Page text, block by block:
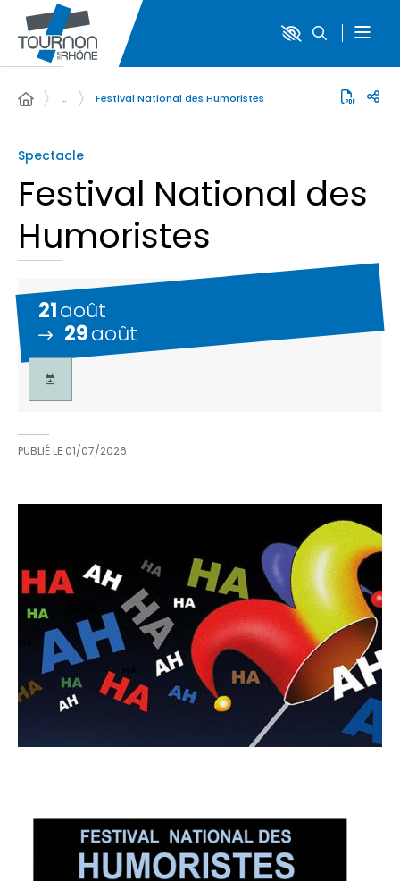
… Festival National des Humoristes
Spectacle
Festival National des
Humoristes
21août
29août
PUBLIÉ LE 01/07/2026